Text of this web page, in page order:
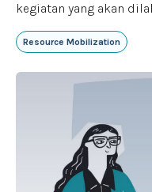
kegiatan yang akan
Resource Mobilization